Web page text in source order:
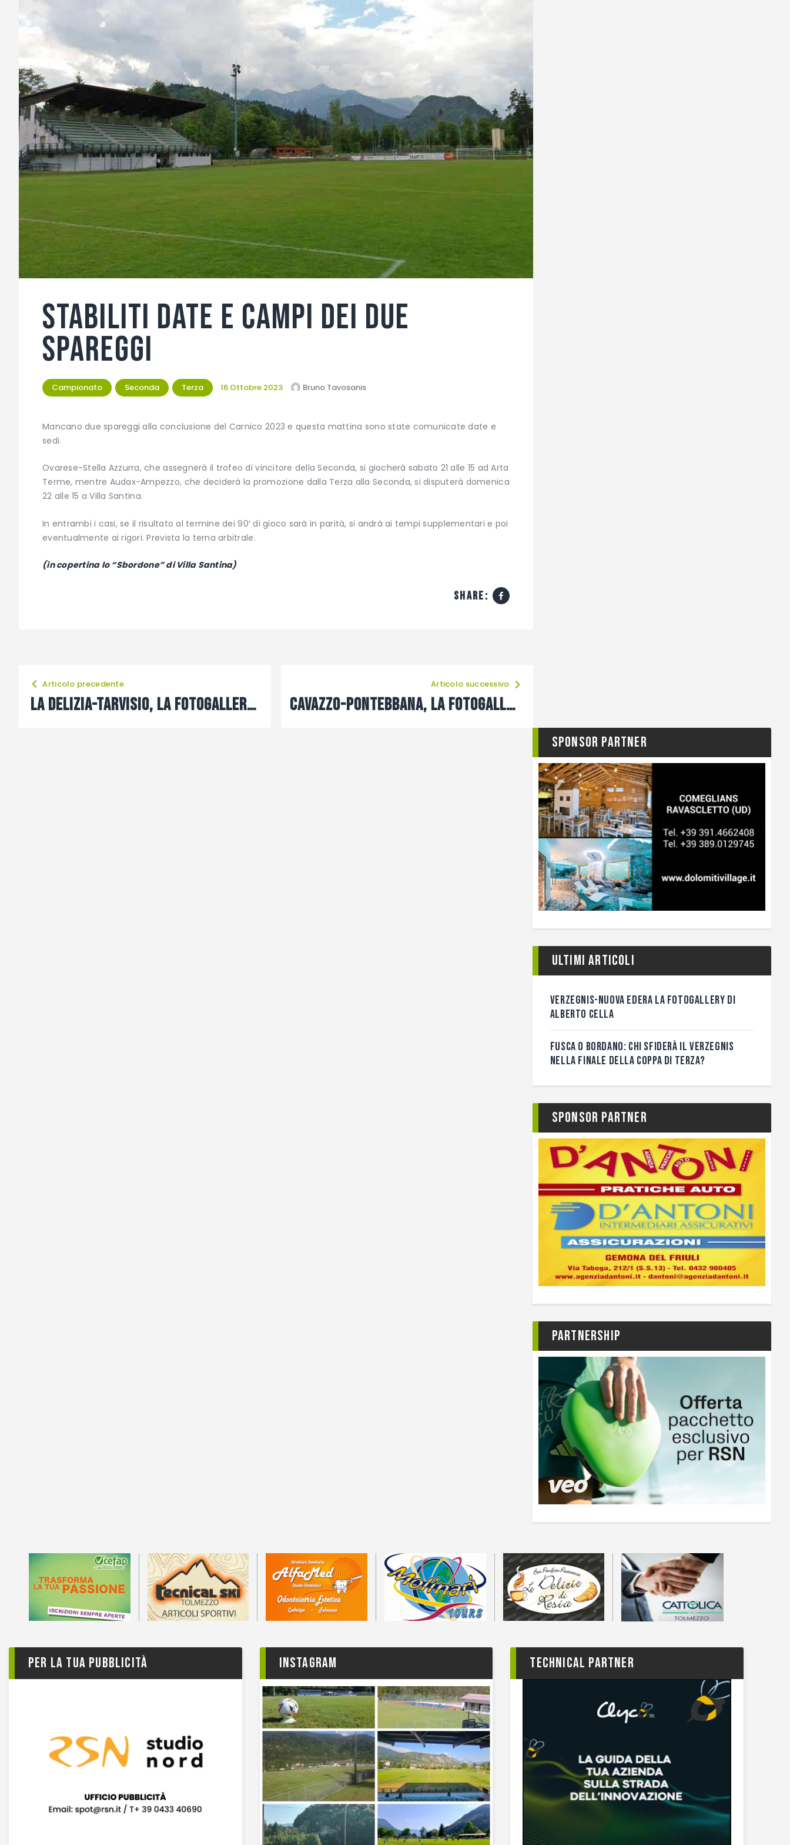
Stabiliti date e campi dei due
spareggi
Campionato Seconda Terza 16 Ottobre 2023 Bruno Tavosanis
Mancano due spareggi alla conclusione del Carnico 2023 e questa mattina sono state comunicate date e
sedi.
Ovarese-Stella Azzurra, che assegnerà il trofeo di vincitore della Seconda, si giocherà sabato 21 alle 15 ad Arta
Terme, mentre Audax-Ampezzo, che deciderà la promozione dalla Terza alla Seconda, si disputerà domenica
22 alle 15 a Villa Santina.
In entrambi i casi, se il risultato al termine dei 90′ di gioco sarà in parità, si andrà ai tempi supplementari e poi
eventualmente ai rigori. Prevista la terna arbitrale.
(in copertina lo “Sbordone” di Villa Santina)
share:
Articolo precedente
La Delizia-Tarvisio, la fotogallery di Alberto Cella
Articolo successivo
Cavazzo-Pontebbana, la fotogallery di Alberto Cella
Sponsor Partner
Ultimi articoli
VERZEGNIS-NUOVA EDERA LA FOTOGALLERY DI
ALBERTO CELLA
FUSCA O BORDANO: CHI SFIDERÀ IL VERZEGNIS
NELLA FINALE DELLA COPPA DI TERZA?
Sponsor Partner
Partnership
Per la tua pubblicità Instagram TECHNICAL PARTNER